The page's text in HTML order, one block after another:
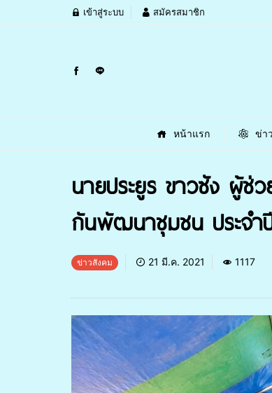
เข้าสู่ระบบ สมัครสมาชิก
หน้าแรก ข่า
นายประยูร ขาวซัง ผู้ช่ว
กันพัฒนาชุมชน ประจำ
ข่าวสังคม 21 มี.ค. 2021 1117